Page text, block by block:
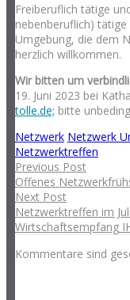
Freiberuflich tätige
nebenberuflich)
Umgebung, die dem
herzlich willkommen.
Wir bitten um
19. Juni 2023 bei
tolle.de; bitte
Netzwerk Netzwerk
Netzwerktreffen
Previous Post
Offenes
Next Post
Netzwerktreffen im
Wirtschaftsempfang
Kommentare sind